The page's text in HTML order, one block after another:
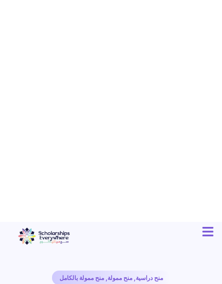
منح دراسية,منح ممولة,منح ممولة بالكامل